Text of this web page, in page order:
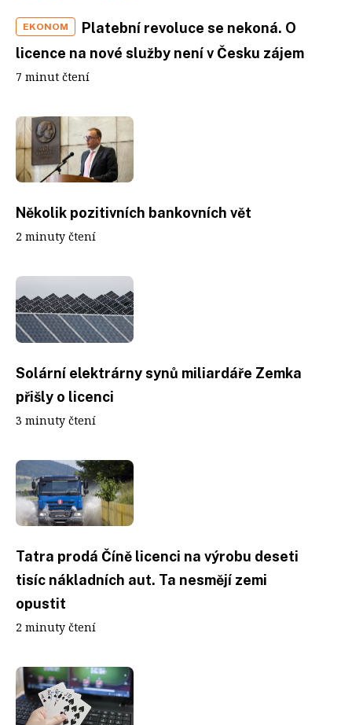
EKONOM
Platební revoluce se nekoná. O
licence na nové služby není v Česku zájem
7 minut čtení
Několik pozitivních bankovních vět
2 minuty čtení
Solární elektrárny synů miliardáře Zemka
přišly o licenci
3 minuty čtení
Tatra prodá Číně licenci na výrobu deseti
tisíc nákladních aut. Ta nesmějí zemi
opustit
2 minuty čtení